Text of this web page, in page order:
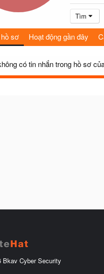
Tìm
sơ Hoạt động gần đây
có tin nhắn trong hồ sơ
Bkav Cyber Security